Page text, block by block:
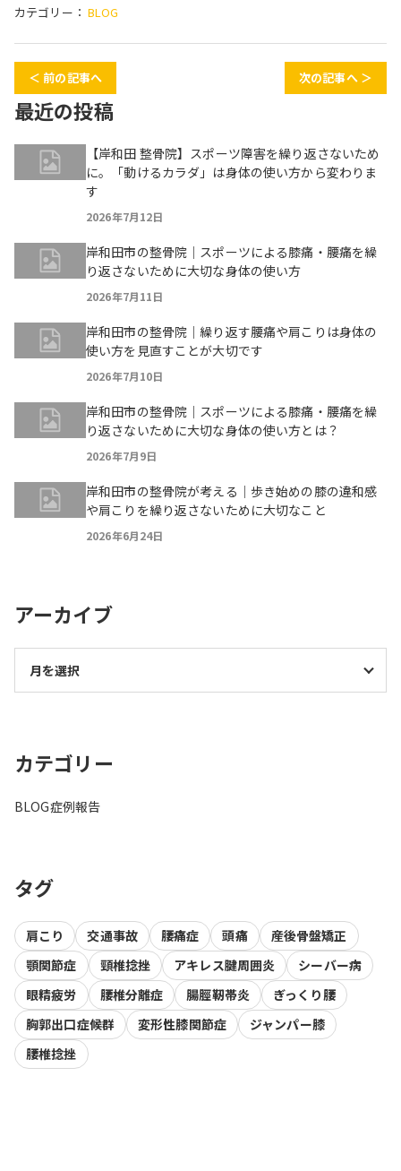
カテゴリー： BLOG
＜ 前の記事へ 次の記事へ ＞
最近の投稿
【岸和田 整骨院】スポーツ障害を繰り返さないため
に。「動けるカラダ」は身体の使い方から変わりま
す
2026年7月12日
岸和田市の整骨院｜スポーツによる膝痛・腰痛を繰
り返さないために大切な身体の使い方
2026年7月11日
岸和田市の整骨院｜繰り返す腰痛や肩こりは身体の
使い方を見直すことが大切です
2026年7月10日
岸和田市の整骨院｜スポーツによる膝痛・腰痛を繰
り返さないために大切な身体の使い方とは？
2026年7月9日
岸和田市の整骨院が考える｜歩き始めの膝の違和感
や肩こりを繰り返さないために大切なこと
2026年6月24日
アーカイブ
カテゴリー
BLOG症例報告
タグ
肩こり 交通事故 腰痛症 頭痛
産後骨盤矯正
顎関節症
頸椎捻挫 アキレス腱周囲炎
シーバー病
眼精疲労
腰椎分離症 腸脛靭帯炎
ぎっくり腰
胸郭出口症候群
変形性膝関節症
ジャンパー膝
腰椎捻挫